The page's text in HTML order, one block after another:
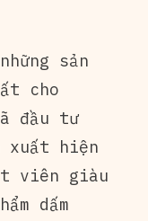
sản
cho
đầu tư
xuất hiện
viên giàu
dấm